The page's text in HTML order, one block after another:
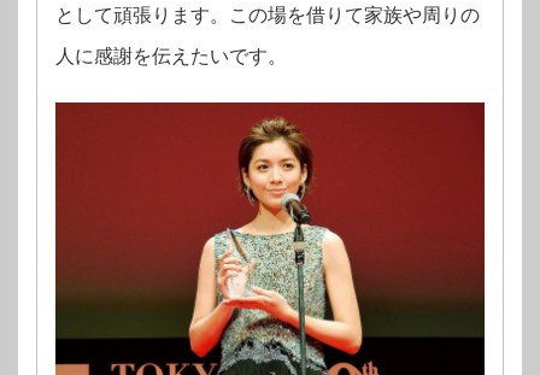
として頑張ります。この場を借りて家族や周りの
⼈に感謝を伝えたいです。